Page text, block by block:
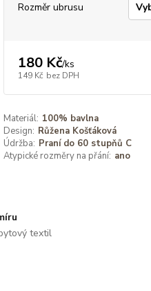
Rozměr ubrusu
180 Kč/ks
149 Kč bez DPH
Materiál: 100% bavlna
Design: Růžena Košťáková
Údržba: Praní do 60 stupňů C
Atypické rozměry na přání: ano
textil